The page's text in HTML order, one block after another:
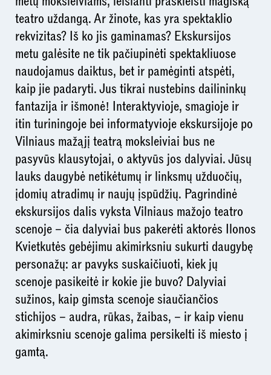
teatro uždangą. Ar žinote, kas yra spektaklio
rekvizitas? Iš ko jis gaminamas? Ekskursijos
metu galėsite ne tik pačiupinėti spektakliuose
naudojamus daiktus, bet ir pamėginti atspėti,
kaip jie padaryti. Jus tikrai nustebins dailininkų
fantazija ir išmonėǃ Interaktyvioje, smagioje ir
itin turiningoje bei informatyvioje ekskursijoje po
Vilniaus mažąjį teatrą moksleiviai bus ne
pasyvūs klausytojai, o aktyvūs jos dalyviai. Jūsų
lauks daugybė netikėtumų ir linksmų užduočių,
įdomių atradimų ir naujų įspūdžių. Pagrindinė
ekskursijos dalis vyksta Vilniaus mažojo teatro
scenoje – čia dalyviai bus pakerėti aktorės Ilonos
Kvietkutės gebėjimu akimirksniu sukurti daugybę
personažų: ar pavyks suskaičiuoti, kiek jų
scenoje pasikeitė ir kokie jie buvo? Dalyviai
sužinos, kaip gimsta scenoje siaučiančios
stichijos – audra, rūkas, žaibas, – ir kaip vienu
akimirksniu scenoje galima persikelti iš miesto į
gamtą.